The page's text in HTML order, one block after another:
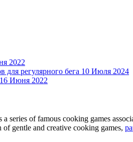
2022
регулярного бега 10 Июля 2024
16 Июня 2022
a series of famous cooking games
of gentle and creative cooking games,